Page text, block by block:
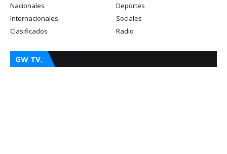
Nacionales
Deportes
Internacionales
Sociales
Clasificados
Radio
GW TV.